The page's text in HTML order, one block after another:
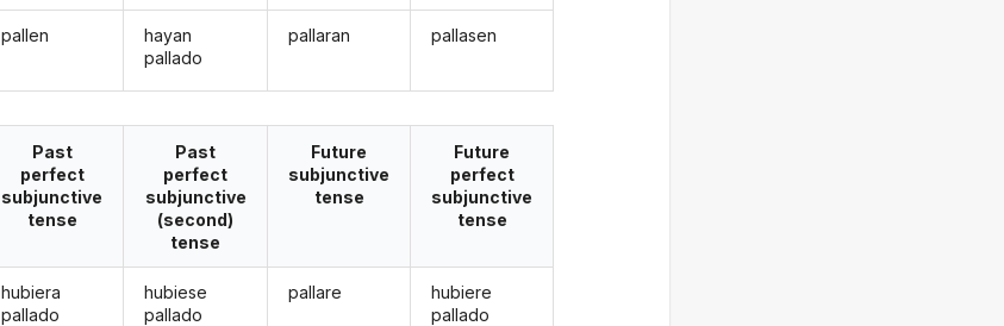
pallen
hayan
pallado
pallaran pallasen
Past
perfect
subjunctive
tense
hubiera
pallado
Past
perfect
subjunctive
(second)
tense
hubiese
pallado
Future
subjunctive
tense
pallare
Future
perfect
subjunctive
tense
hubiere
pallado